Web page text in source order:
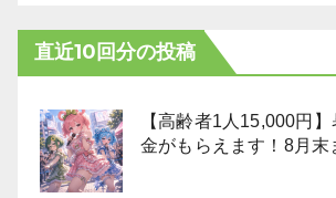
直近10回分の投稿
【高齢者1人15,000円
金がもらえます！8月末